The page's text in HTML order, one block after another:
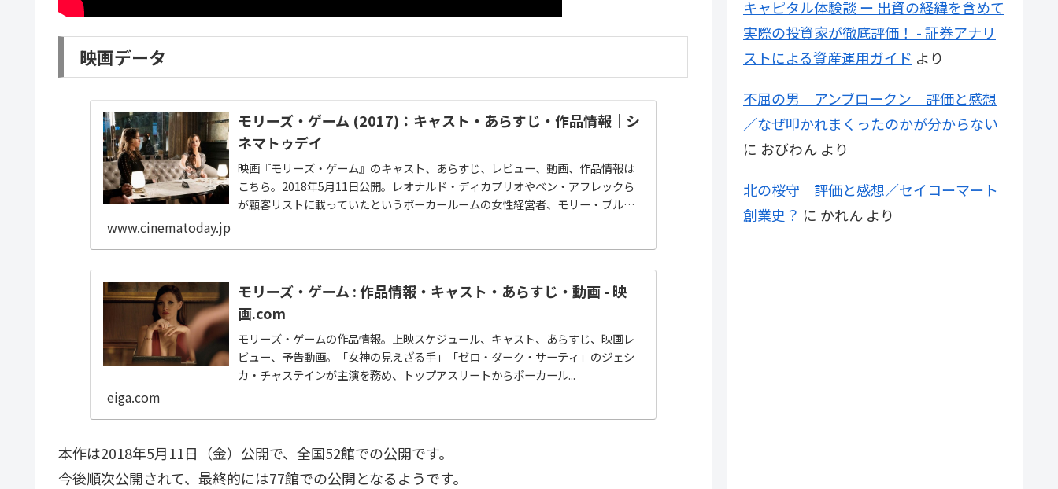
映画データ
モリーズ・ゲーム (2017)：キャスト・あらすじ・作品情報｜シ
ネマトゥデイ
映画『モリーズ・ゲーム』のキャスト、あらすじ、レビュー、動画、作品情報は
こちら。2018年5月11日公開。レオナルド・ディカプリオやベン・アフレックら
が顧客リストに載っていたというポーカールームの女性経営者、モリー・ブルー
www.cinematoday.jp
モリーズ・ゲーム : 作品情報・キャスト・あらすじ・動画 - 映
画.com
モリーズ・ゲームの作品情報。上映スケジュール、キャスト、あらすじ、映画レ
ビュー、予告動画。「女神の見えざる手」「ゼロ・ダーク・サーティ」のジェシ
カ・チャステインが主演を務め、トップアスリートからポーカール...
eiga.com
本作は2018年5月11日（金）公開で、全国52館での公開です。
今後順次公開されて、最終的には77館での公開となるようです。
キャピタル体験談 ー 出資の経緯を含めて
実際の投資家が徹底評価！ - 証券アナリ
ストによる資産運用ガイド より
不屈の男 アンブロークン 評価と感想
／なぜ叩かれまくったのかが分からない
に おびわん より
北の桜守 評価と感想／セイコーマート
創業史？ に かれん より